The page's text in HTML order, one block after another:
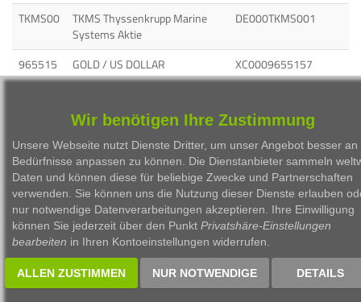
TKMS00
TKMS Thyssenkrupp Marine
Systems Aktie
DE000TKMS001
965515 GOLD / US DOLLAR
XC0009655157
1999 - 2026 Börsen Radio Network AG
Wir benötigen Ihre Zustimmung
Unsere Webseite nutzt Dienste Dritter, um unser Angebot besser an
Bedürfnisse anpassen zu können. Die Dienstanbieter sammeln
Daten und können diese für beliebige Zwecke und Partnerschaften
verwenden. Sie können uns die Nutzung dieser Dienste erlauben
nur notwendige Datenverarbeitungen akzeptieren. Ihre Einwilligung
können Sie jederzeit über den Punkt Privatshäre-Einstellungen
bearbeiten in Ihren Kontoeinstellungen widerrufen.
ALLEN ZUSTIMMEN NUR NOTWENDIGE DETAILS